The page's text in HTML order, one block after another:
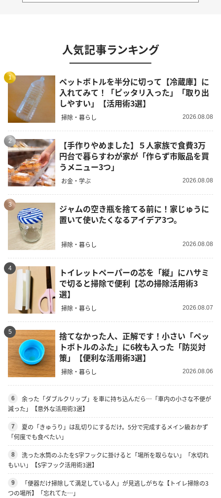
人気記事ランキング
1
ペットボトルを半分に切って【冷蔵庫】に
入れてみて！「ピッタリ入った」「取り出
しやすい」【活用術3選】
掃除・暮らし 2026.08.08
2
【手作りやめました】５人家族で食費3万
円台で暮らすわが家が「作らず市販品を買
うメニュー3つ」
お金・学ぶ 2026.08.08
3
ジャムの空き瓶を捨てる前に！家じゅうに
置いて使いたくなるアイデア3つ。
掃除・暮らし 2026.08.08
4
トイレットペーパーの芯を「縦」にハサミ
で切ると掃除で便利【芯の掃除活用術3
選】
掃除・暮らし 2026.08.07
5
捨てなかった人、正解です！小さい「ペッ
トボトルのふた」に6枚も入った「防災対
策」【便利な活用術3選】
掃除・暮らし 2026.08.06
6
余った「ダブルクリップ」を車に持ち込んだら…「車内の小さな不便が
減った」【意外な活用術3選】
7
夏の「きゅうり」は乱切りにするだけ。5分で完成するメイン級おかず
「何度でも食べたい」
8
洗った水筒のふたをS字フックに掛けると「場所を取らない」「水切れ
もいい」【S字フック活用術3選】
9
「便器だけ掃除して満足している人」が見逃しがちな【トイレ掃除の3
つの場所】「忘れてた…」